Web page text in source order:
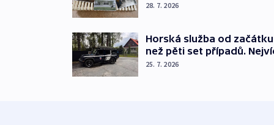
28. 7. 2026
Horská služba od
než pěti set případů.
25. 7. 2026